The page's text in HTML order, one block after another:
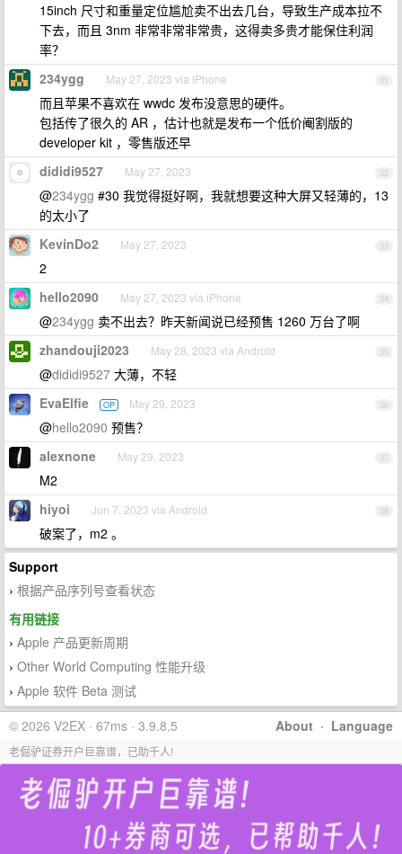
15inch 尺寸和重量定位尴尬卖不出去几台，导致生产成本拉不
下去，而且 3nm 非常非常非常贵，这得卖多贵才能保住利润
率？
31
234ygg May 27, 2023 via iPhone
而且苹果不喜欢在 wwdc 发布没意思的硬件。
包括传了很久的 AR ，估计也就是发布一个低价阉割版的
developer kit ，零售版还早
32
dididi9527 May 27, 2023
@234ygg #30 我觉得挺好啊，我就想要这种大屏又轻薄的，13
的太小了
33
KevinDo2 May 27, 2023
2
34
hello2090 May 27, 2023 via iPhone
@234ygg 卖不出去？昨天新闻说已经预售 1260 万台了啊
35
zhandouji2023 May 28, 2023 via Android
@dididi9527 大薄，不轻
36
EvaElfie OP May 29, 2023
@hello2090 预售？
37
alexnone May 29, 2023
M2
38
hiyoi Jun 7, 2023 via Android
破案了，m2 。
Support
› 根据产品序列号查看状态
有用链接
› Apple 产品更新周期
› Other World Computing 性能升级
› Apple 软件 Beta 测试
About · Language
© 2026 V2EX · 67ms · 3.9.8.5
老倔驴证券开户巨靠谱，已助千人!